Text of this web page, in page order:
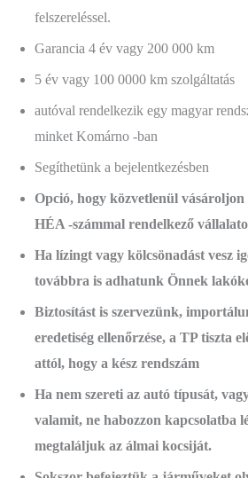
felszereléssel.
Garancia 4 év vagy 200 000 km
5 év vagy 100 0000 km szolgáltatás
autóval rendelkezik egy magyar
minket Komárno -ban
Segíthetünk a bejelentkezésben
Opció, hogy közvetlenül
HÉA -számmal rendelkező
Ha lízingt vagy kölcsönadást vesz
továbbra is adhatunk Önnek
Biztosítást is szervezünk,
eredetiség ellenőrzése, a TP tiszta
attól, hogy a kész rendszám
Ha nem szereti az autó típusát,
valamit, ne habozzon kapcsolatba
megtaláljuk az álmai kocsiját.